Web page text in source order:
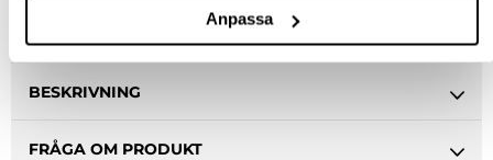
Anpassa
Ledande leverantör i Sverige
BESKRIVNING
FRÅGA OM PRODUKT